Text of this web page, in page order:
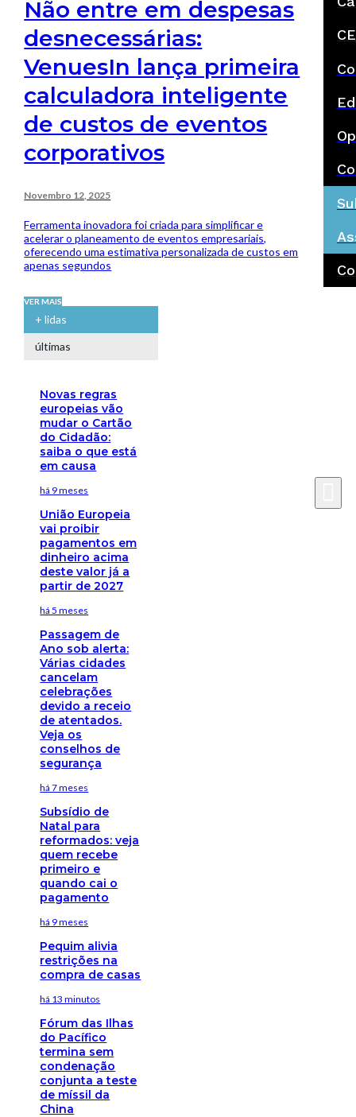
Não entre em despesas
desnecessárias:
VenuesIn lança primeira
calculadora inteligente
de custos de eventos
corporativos
Novembro 12, 2025
Ferramenta inovadora foi criada para simplificar e
acelerar o planeamento de eventos empresariais,
oferecendo uma estimativa personalizada de custos em
apenas segundos
VER MAIS
+ lidas
últimas
Novas regras
europeias vão
mudar o Cartão
do Cidadão:
saiba o que está
em causa
há 9 meses
União Europeia
vai proibir
pagamentos em
dinheiro acima
deste valor já a
partir de 2027
há 5 meses
Passagem de
Ano sob alerta:
Várias cidades
cancelam
celebrações
devido a receio
de atentados.
Veja os
conselhos de
segurança
há 7 meses
Subsídio de
Natal para
reformados: veja
quem recebe
primeiro e
quando cai o
pagamento
há 9 meses
Pequim alivia
restrições na
compra de casas
há 13 minutos
Fórum das Ilhas
do Pacífico
termina sem
condenação
conjunta a teste
de míssil da
China